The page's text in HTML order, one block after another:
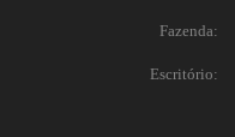
Fazenda:
Escritório: